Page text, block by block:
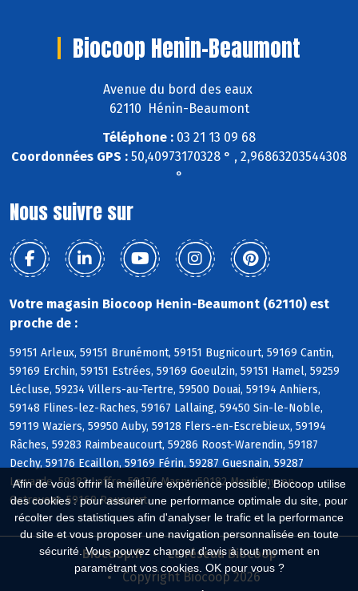
Afin de vous offrir la meilleure expérience possible, Biocoop utilise
des cookies : pour assurer une performance optimale du site, pour
récolter des statistiques afin d'analyser le trafic et la performance
du site et vous proposer une navigation personnalisée en toute
sécurité. Vous pouvez changer d'avis à tout moment en
paramétrant vos cookies. OK pour vous ?
Biocoop Henin-Beaumont
Avenue du bord des eaux
62110 Hénin-Beaumont
Téléphone : 03 21 13 09 68
Coordonnées GPS : 50,40973170328 ° , 2,96863203544308
°
Nous suivre sur
Votre magasin Biocoop Henin-Beaumont (62110) est
proche de :
59151 Arleux, 59151 Brunémont, 59151 Bugnicourt, 59169 Cantin,
59169 Erchin, 59151 Estrées, 59169 Goeulzin, 59151 Hamel, 59259
Lécluse, 59234 Villers-au-Tertre, 59500 Douai, 59194 Anhiers,
59148 Flines-lez-Raches, 59167 Lallaing, 59450 Sin-le-Noble,
59119 Waziers, 59950 Auby, 59128 Flers-en-Escrebieux, 59194
Râches, 59283 Raimbeaucourt, 59286 Roost-Warendin, 59187
Dechy, 59176 Ecaillon, 59169 Férin, 59287 Guesnain, 59287
Lewarde, 59182 Loffre, 59176 Masny, 59182 Montigny-en-
Ostrevent, 59169 Roucourt
Biocoop.fr
Le réseau Biocoop
Copyright Biocoop 2026